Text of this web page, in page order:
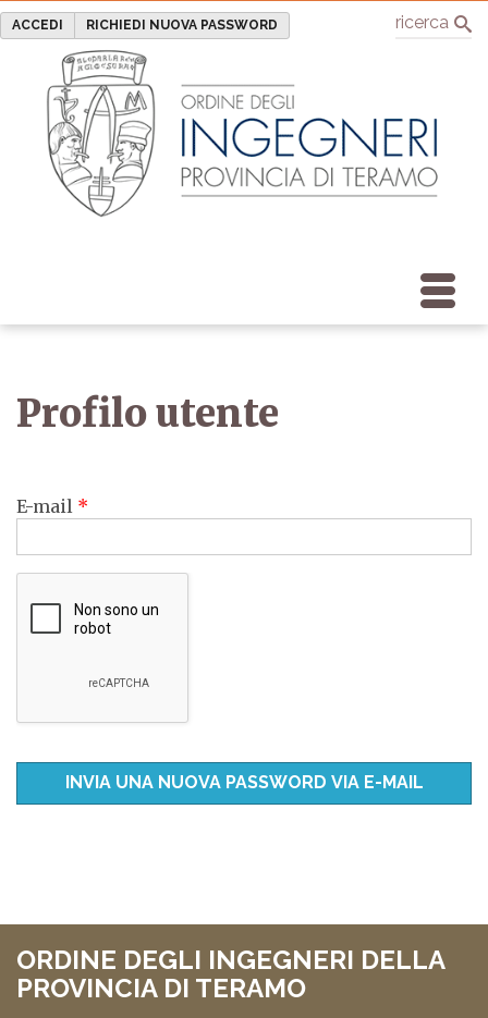
ricerca
ACCEDI RICHIEDI NUOVA PASSWORD
Profilo utente
E-mail *
ORDINE DEGLI INGEGNERI DELLA
PROVINCIA DI TERAMO